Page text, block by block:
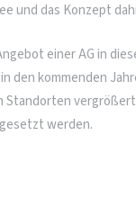
und das Konzept
einer AG in
den kommenden
werden.